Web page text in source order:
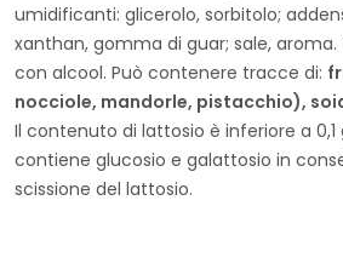
umidificanti: glicerolo, sorbitolo;
xanthan, gomma di guar; sale,
con alcool. Può contenere tracce di:
nocciole, mandorle, pistacchio),
Il contenuto di lattosio è inferiore a 0,1
contiene glucosio e galattosio in
scissione del lattosio.